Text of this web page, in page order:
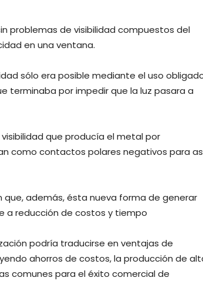
problemas de visibilidad compuestos del
en una ventana.
sólo era posible mediante el uso
terminaba por impedir que la luz pasara a
que producía el metal por
como contactos polares negativos para
que, además, ésta nueva forma de generar
a reducción de costos y tiempo
podría traducirse en ventajas de
ahorros de costos, la producción de
comunes para el éxito comercial de